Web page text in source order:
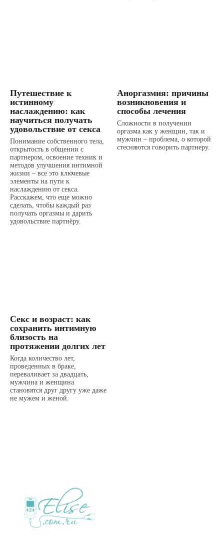
Путешествие к
истинному
наслаждению: как
научиться получать
удовольствие от секса
Понимание собственного тела,
открытость в общении с
партнером, освоение техник и
методов улучшения интимной
жизни – все это ключевые
элементы на пути к
наслаждению от секса.
Расскажем, что еще можно
сделать, чтобы каждый раз
получать оргазмы и дарить
удовольствие партнёру.
Аноргазмия: причины
возникновения и
способы лечения
Сложности в получении
оргазма как у женщин, так и
мужчин – проблема, о которой
стесняются говорить партнеру.
Секс и возраст: как
сохранить интимную
близость на
протяжении долгих лет
Когда количество лет,
проведенных в браке,
переваливает за двадцать,
мужчина и женщина
становятся друг другу уже даже
не мужем и женой.